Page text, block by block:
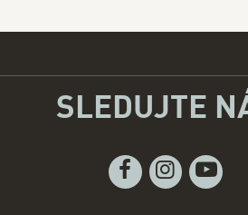
SLEDUJTE
Facebook